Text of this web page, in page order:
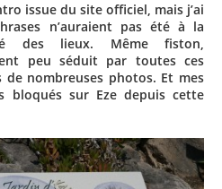
issue du site officiel, mais j’ai
n’auraient pas été à la
des lieux. Même fiston,
peu séduit par toutes ces
nombreuses photos. Et mes
bloqués sur Eze depuis cette